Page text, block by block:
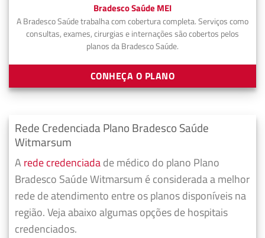
Bradesco Saúde MEI
A Bradesco Saúde trabalha com cobertura completa. Serviços como
consultas, exames, cirurgias e internações são cobertos pelos
planos da Bradesco Saúde.
CONHEÇA O PLANO
Rede Credenciada Plano Bradesco Saúde
Witmarsum
A rede credenciadade médico do plano Plano
Bradesco Saúde Witmarsum é considerada a melhor
rede de atendimento entre os planos disponíveis na
região. Veja abaixo algumas opções de hospitais
credenciados.